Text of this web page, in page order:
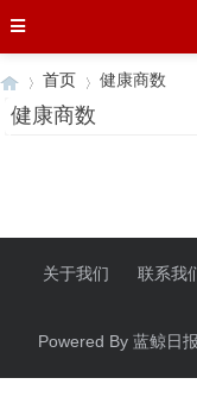
首页 健康商数
健康商数
关于我们 联系我
Powered By 蓝鲸日